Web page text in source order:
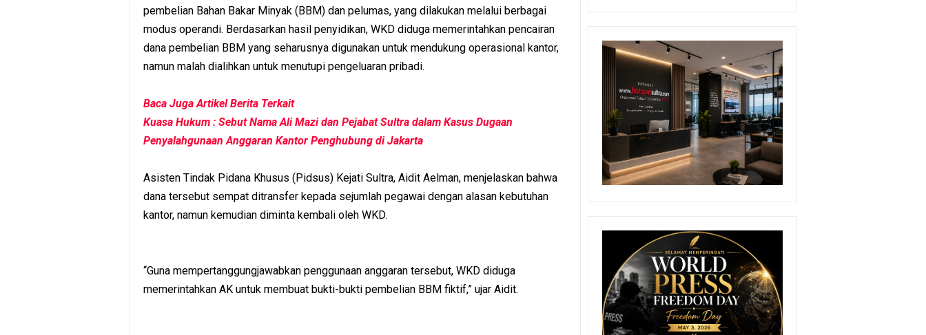
pembelian Bahan Bakar Minyak (BBM) dan pelumas, yang dilakukan melalui berbagai
modus operandi. Berdasarkan hasil penyidikan, WKD diduga memerintahkan pencairan
dana pembelian BBM yang seharusnya digunakan untuk mendukung operasional kantor,
namun malah dialihkan untuk menutupi pengeluaran pribadi.
Baca Juga Artikel Berita Terkait
Kuasa Hukum : Sebut Nama Ali Mazi dan Pejabat Sultra dalam Kasus Dugaan
Penyalahgunaan Anggaran Kantor Penghubung di Jakarta
Asisten Tindak Pidana Khusus (Pidsus) Kejati Sultra, Aidit Aelman, menjelaskan bahwa
dana tersebut sempat ditransfer kepada sejumlah pegawai dengan alasan kebutuhan
kantor, namun kemudian diminta kembali oleh WKD.
“Guna mempertanggungjawabkan penggunaan anggaran tersebut, WKD diduga
memerintahkan AK untuk membuat bukti-bukti pembelian BBM fiktif,” ujar Aidit.